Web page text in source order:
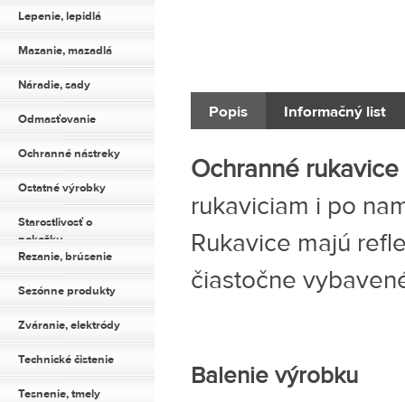
Lepenie, lepidlá
Mazanie, mazadlá
Náradie, sady
Odmasťovanie
Ochranné nástreky
Ostatné výrobky
Starostlivosť o
pokožku
Rezanie, brúsenie
Sezónne produkty
Zváranie, elektródy
Technické čistenie
Tesnenie, tmely
Popis Informačný list
Ochranné
rukaviciam i po
Rukavice majú
čiastočne
Balenie výrobku